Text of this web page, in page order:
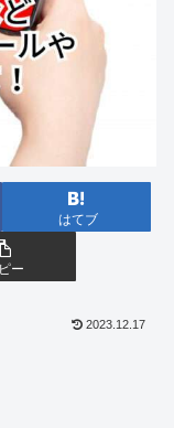
はてブ
ー
2023.12.17